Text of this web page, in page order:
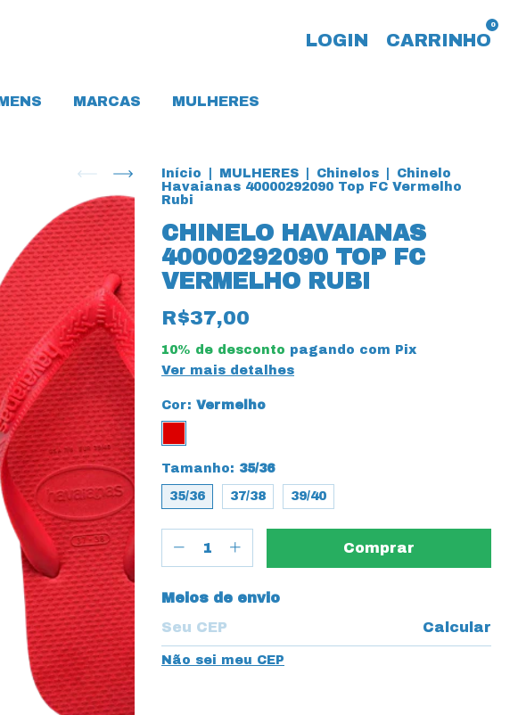
LOGIN CARRINHO
0
MARCAS MULHERES
Início MULHERES Chinelos
Chinelo
Havaianas 40000292090 Top FC Vermelho
Rubi
CHINELO HAVAIANAS
40000292090 TOP FC
VERMELHO RUBI
R$37,00
10% de desconto pagando com Pix
Ver mais detalhes
Cor: Vermelho
Tamanho: 35/36
35/36 37/38 39/40
Entregas para o CEP:
Meios de envio
Calcular
Não sei meu CEP